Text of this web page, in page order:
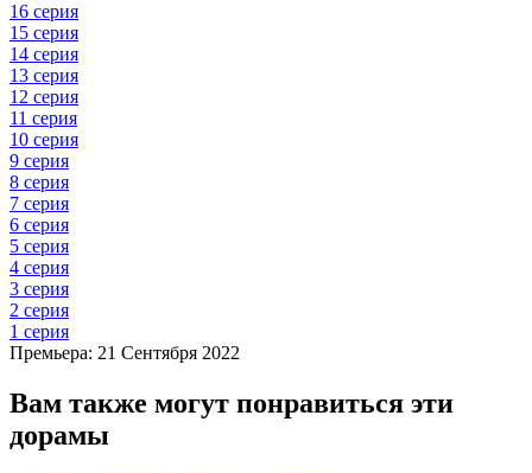
16 серия
15 серия
14 серия
13 серия
12 серия
11 серия
10 серия
9 серия
8 серия
7 серия
6 серия
5 серия
4 серия
3 серия
2 серия
1 серия
Премьера: 21 Сентября 2022
Вам также могут понравиться эти
дорамы